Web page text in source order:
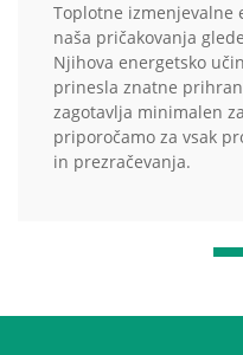
Toplotne izmenjevalne
naša pričakovanja
Njihova energetsko
prinesla znatne
zagotavlja minimalen
priporočamo za vsak
in prezračevanja.